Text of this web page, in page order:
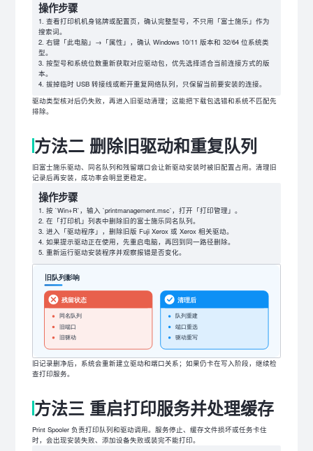
操作步骤
查看打印机机身铭牌或配置页，确认完整型号，不只用「富士施乐」作为
搜索词。
右键「此电脑」→「属性」，确认 Windows 10/11 版本和 32/64 位系统类
型。
按型号和系统位数重新获取对应驱动包，优先选择适合当前连接方式的版
本。
拔掉临时 USB 转接线或断开重复网络队列，只保留当前要安装的连接。
驱动类型核对后仍失败，再进入旧驱动清理；这能把下载包选错和系统不匹配先
排除。
方法二 删除旧驱动和重复队列
旧富士施乐驱动、同名队列和残留端口会让新驱动安装时被旧配置占用。清理旧
记录后再安装，成功率会明显更稳定。
操作步骤
按 `Win+R`，输入 `printmanagement.msc`，打开「打印管理」。
在「打印机」列表中删除旧的富士施乐同名队列。
进入「驱动程序」，删除旧版 Fuji Xerox 或 Xerox 相关驱动。
如果提示驱动正在使用，先重启电脑，再回到同一路径删除。
重新运行驱动安装程序并观察报错是否变化。
旧记录删净后，系统会重新建立驱动和端口关系；如果仍卡在写入阶段，继续检
查打印服务。
方法三 重启打印服务并处理缓存
Print Spooler 负责打印队列和驱动调用。服务停止、缓存文件损坏或任务卡住
时，会出现安装失败、添加设备失败或装完不能打印。